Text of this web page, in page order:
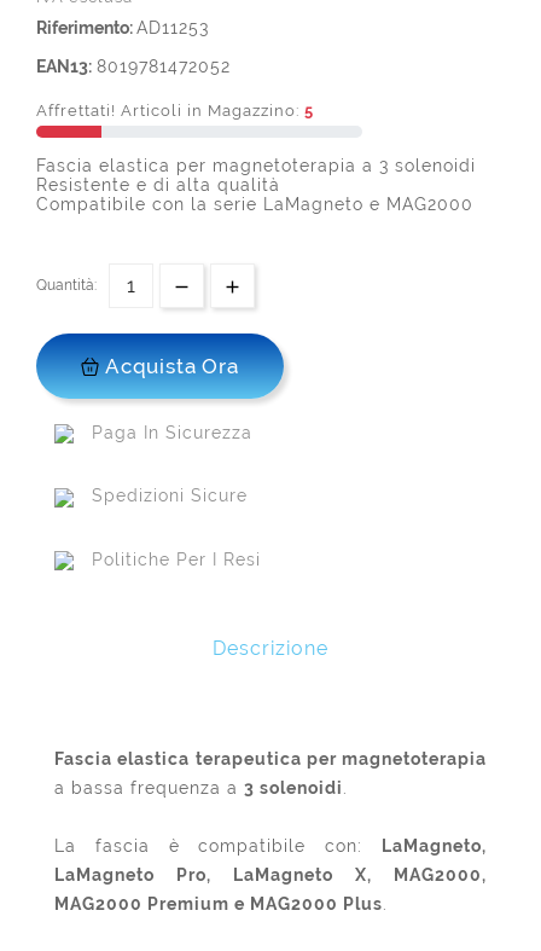
Riferimento:AD11253
EAN13: 8019781472052
Affrettati! Articoli in Magazzino: 5
Fascia elastica per magnetoterapia a 3 solenoidi
Resistente e di alta qualità
Compatibile con la serie LaMagneto e MAG2000
Quantità:
Acquista Ora
Paga In Sicurezza
Spedizioni Sicure
Politiche Per I Resi
Descrizione
Fascia elastica terapeutica per magnetoterapia
a bassa frequenza a 3 solenoidi
La fascia è compatibile con:
LaMagneto,
LaMagneto Pro, LaMagneto X, MAG2000,
MAG2000 Premium e MAG2000 Plus